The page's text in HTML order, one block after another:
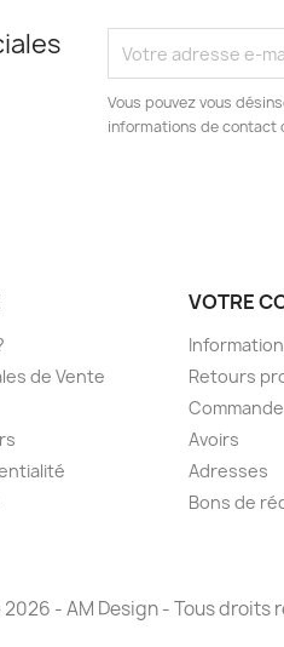
Vous pouvez vous
informations de contact
de Vente
VOTRE
Retours
Avoirs
Adresses
Bons de
- AM Design - Tous droits